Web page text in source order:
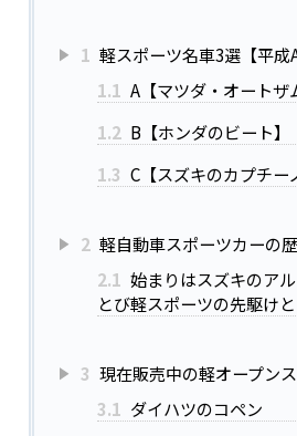
1 軽スポーツ名車3選【平成
1.1 A【マツダ・オートザ
1.2 B【ホンダのビート】
1.3 C【スズキのカプチー
2 軽自動車スポーツカーの
2.1 始まりはスズキのア
とび軽スポーツの先駆け
3 現在販売中の軽オープン
3.1 ダイハツのコペン